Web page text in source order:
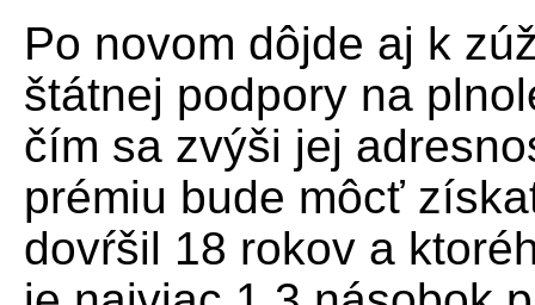
Po novom dôjde aj k
štátnej podpory na
čím sa zvýši jej
prémiu bude môcť
dovŕšil 18 rokov a